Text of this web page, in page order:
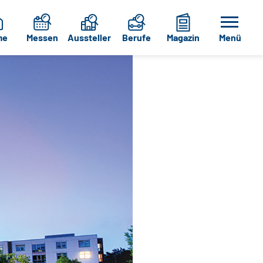
Messen Aussteller Berufe Magazin Menü